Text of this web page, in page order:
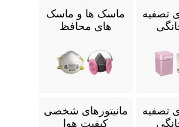
تصفیه
ماسک ها و ماسک
های محافظ
تصفیه
مانیتورهای شخصی
کیفیت هوا